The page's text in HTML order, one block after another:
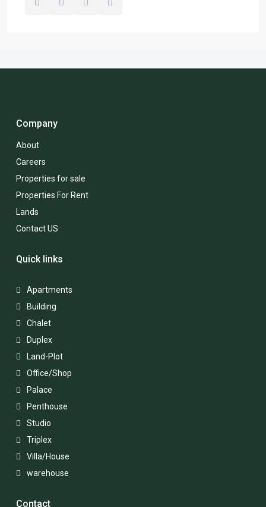
Company
About
Careers
Properties for sale
Properties For Rent
Lands
Contact US
Quick links
Apartments
Building
Chalet
Duplex
Land-Plot
Office/Shop
Palace
Penthouse
Studio
Triplex
Villa/House
warehouse
Contact